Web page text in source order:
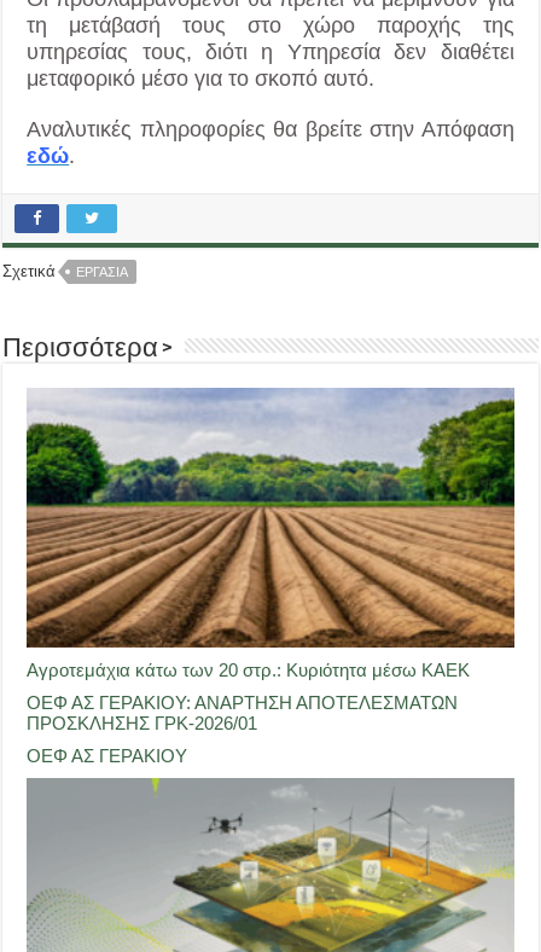
τη μετάβασή τους στο χώρο παροχής της
υπηρεσίας τους, διότι η Υπηρεσία δεν διαθέτει
μεταφορικό μέσο για το σκοπό αυτό.
Αναλυτικές πληροφορίες θα βρείτε στην Απόφαση
εδώ.
Σχετικά ΕΡΓΑΣΙΑ
Περισσότερα >
Αγροτεμάχια κάτω των 20 στρ.: Κυριότητα μέσω ΚΑΕΚ
ΟΕΦ ΑΣ ΓΕΡΑΚΙΟΥ: ΑΝΑΡΤΗΣΗ ΑΠΟΤΕΛΕΣΜΑΤΩΝ
ΠΡΟΣΚΛΗΣΗΣ ΓΡΚ-2026/01
ΟΕΦ ΑΣ ΓΕΡΑΚΙΟΥ